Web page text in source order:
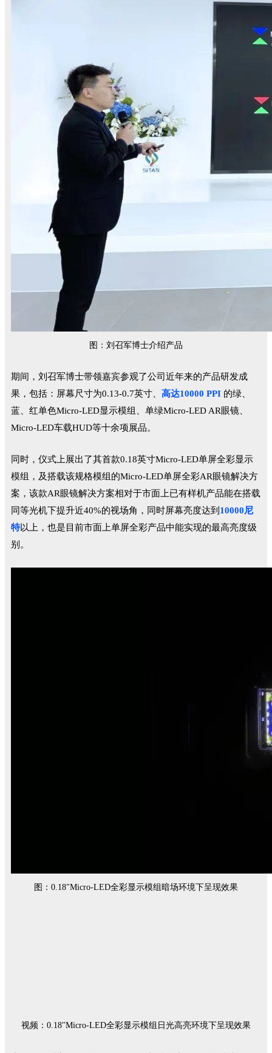
图：刘召军博士介绍产品
期间，刘召军博士带领嘉宾参观了公司近年来的产品研发成
果，包括：屏幕尺寸为0.13-0.7英寸、 高达10000 PPI 的绿、
蓝、红单色Micro-LED显示模组、单绿Micro-LED AR眼镜、
Micro-LED车载HUD等十余项展品。
同时， 仪式上展出了其首款0.18英寸Micro-LED单屏全彩显示
模组，及搭载该规格模组的Micro-LED单屏全彩AR眼镜解决方
案，该款AR眼镜解决方案相对于市面上已有样机产品能在搭载
同等光机下提升近40%的视场角，同时屏幕亮度达到 10000尼
特以上，也是目前市面上单屏全彩产品中能实现的最高亮度级
别。
图：0.18"Micro-LED全彩显示模组暗场环境下呈现效果
视频： 0.18"Micro-LED全彩显示模组 日光高亮环境下呈现效果